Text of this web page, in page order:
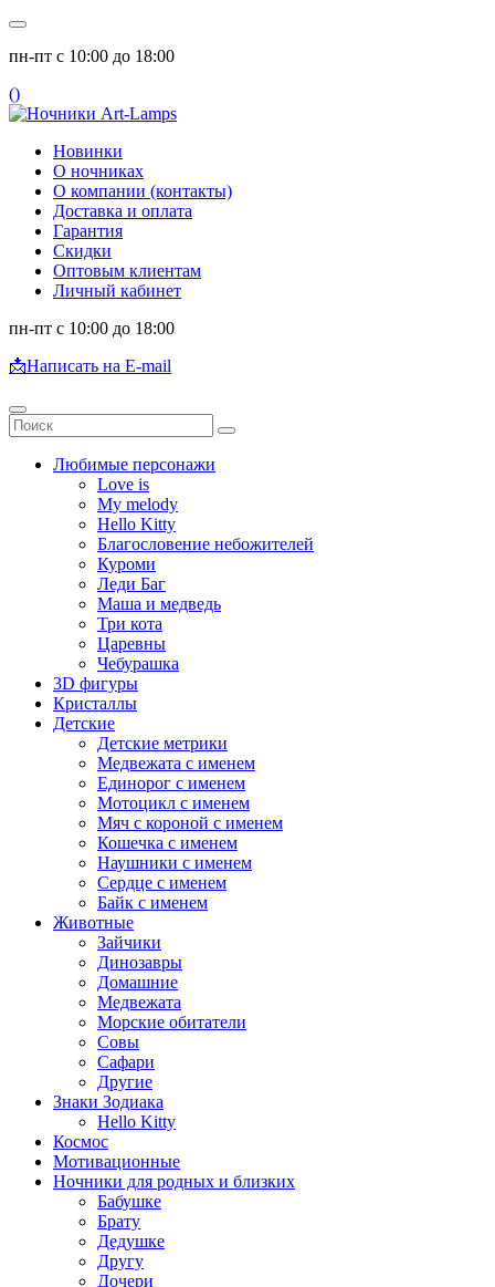
пн-пт с 10:00 до 18:00
()
Новинки
О ночниках
О компании (контакты)
Доставка и оплата
Гарантия
Скидки
Оптовым клиентам
Личный кабинет
пн-пт с 10:00 до 18:00
📩Написать на E-mail
Любимые персонажи
Love is
My melody
Hello Kitty
Благословение небожителей
Куроми
Леди Баг
Маша и медведь
Три кота
Царевны
Чебурашка
3D фигуры
Кристаллы
Детские
Детские метрики
Медвежата с именем
Единорог с именем
Мотоцикл с именем
Мяч с короной с именем
Кошечка с именем
Наушники с именем
Сердце с именем
Байк с именем
Животные
Зайчики
Динозавры
Домашние
Медвежата
Морские обитатели
Совы
Сафари
Другие
Знаки Зодиака
Hello Kitty
Космос
Мотивационные
Ночники для родных и близких
Бабушке
Брату
Дедушке
Другу
Дочери